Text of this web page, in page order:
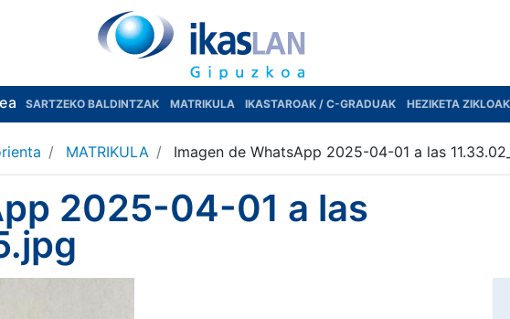
SARTZEKO BALDINTZAK MATRIKULA IKASTAROAK / C-GRADUAK HEZIKETA ZIKLOAK
MATRIKULA Imagen de WhatsApp 2025-04-01 a las
2025-04-01 a las